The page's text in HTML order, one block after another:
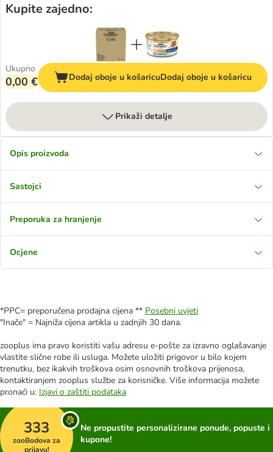
Kupite zajedno:
Ukupno
0,00 € Dodaj oboje u košaricuDodaj oboje u košaricu
Prikaži detalje
Opis proizvoda
Sastojci
Preporuka za hranjenje
Ocjene
*PPC= preporučena prodajna cijena ** Posebni uvjeti
"Inače" = Najniža cijena artikla u zadnjih 30 dana.
zooplus ima pravo koristiti vašu adresu e-pošte za izravno oglašavanje
vlastite slične robe ili usluga. Možete uložiti prigovor u bilo kojem
trenutku, bez ikakvih troškova osim osnovnih troškova prijenosa,
kontaktiranjem zooplus službe za korisničke. Više informacija možete
pronaći u: Izjavi o zaštiti podataka
333
zooBodova za
prijavu!
Ne propustite personalizirane ponude, popuste i
kupone!